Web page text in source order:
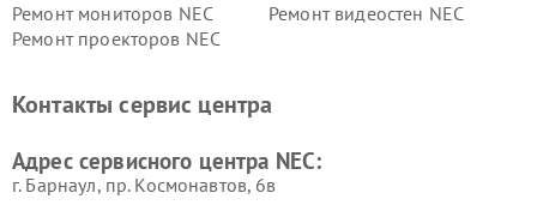
Ремонт мониторов NEC
Ремонт видеостен NEC
Ремонт проекторов NEC
Контакты сервис центра
Адрес сервисного центра NEC:
г. Барнаул, ​пр. Космонавтов, 6в